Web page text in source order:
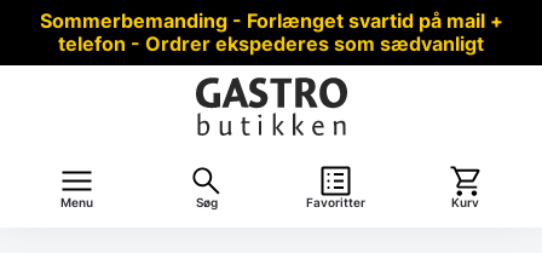
Sommerbemanding - Forlænget svartid på mail +
telefon - Ordrer ekspederes som sædvanligt
Menu Søg Favoritter Kurv